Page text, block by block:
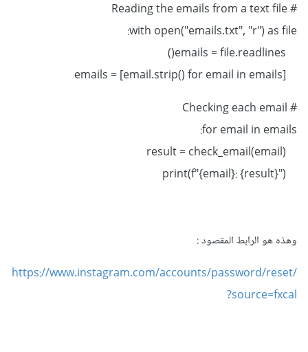
# Reading the emails from a text file
with open("emails.txt", "r") as file:
# Checking each email
for email in emails:
وهذه هو الرابط المقصود
https://www.instagram.com/accounts/password/reset/
?source=fxcal